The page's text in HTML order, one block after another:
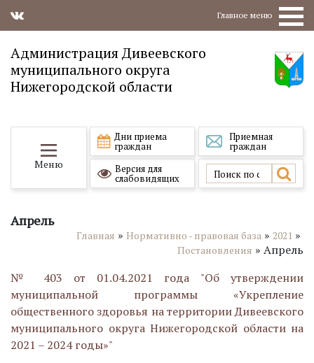
Главное меню
Администрация Дивеевского
муниципального округа
Нижегородской области
Меню
Дни приема
граждан
Приемная
граждан
Версия для
слабовидящих
Апрель
Главная » Нормативно - правовая база » 2021 »
Постановления » Апрель
№ 403 от 01.04.2021 года "Об утверждении
муниципальной программы «Укрепление
общественного здоровья на территории Дивеевского
муниципального округа Нижегородской области на
2021 – 2024 годы»"